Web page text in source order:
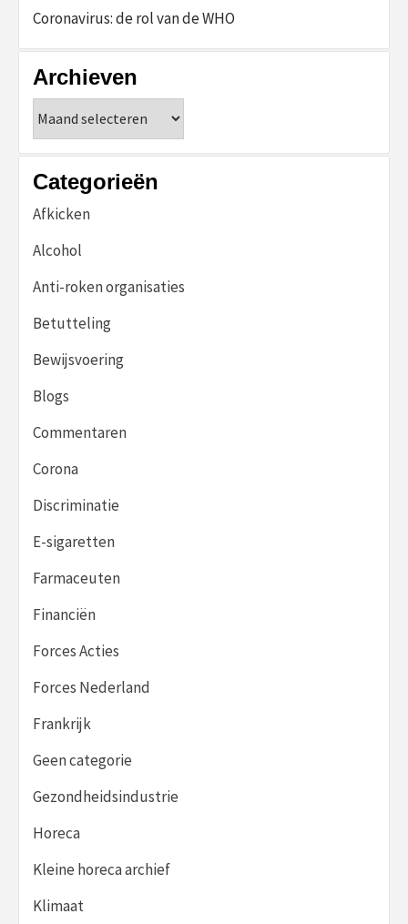
Coronavirus: de rol van de WHO
Archieven
Categorieën
Afkicken
Alcohol
Anti-roken organisaties
Betutteling
Bewijsvoering
Blogs
Commentaren
Corona
Discriminatie
E-sigaretten
Farmaceuten
Financiën
Forces Acties
Forces Nederland
Frankrijk
Geen categorie
Gezondheidsindustrie
Horeca
Kleine horeca archief
Klimaat